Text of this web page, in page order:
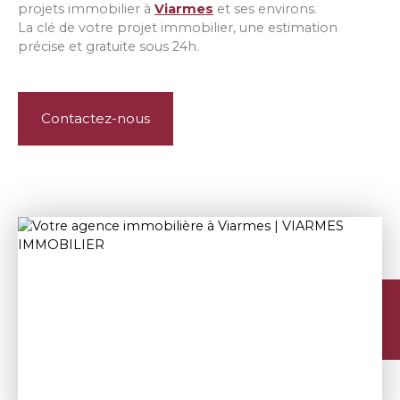
projets immobilier à Viarmes et ses environs.
La clé de votre projet immobilier, une estimation
précise et gratuite sous 24h.
Contactez-nous